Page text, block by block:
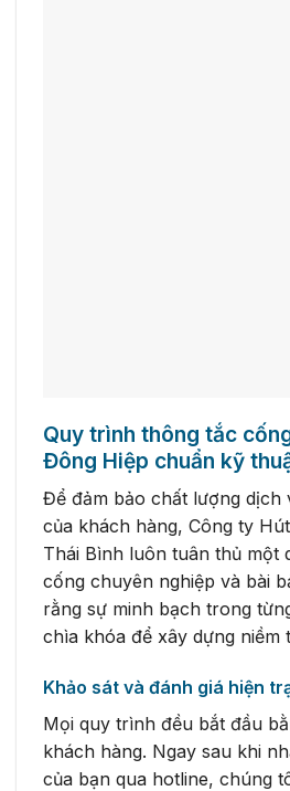
Quy trình thông tắc
Đông Hiệp chuẩn kỹ
Để đảm bảo chất lượng dịch
của khách hàng, Công ty
Thái Bình luôn tuân thủ một
cống chuyên nghiệp và bài
rằng sự minh bạch trong
chìa khóa để xây dựng niềm
Khảo sát và đánh giá hiện
Mọi quy trình đều bắt đầu
khách hàng. Ngay sau khi
của bạn qua hotline, chúng